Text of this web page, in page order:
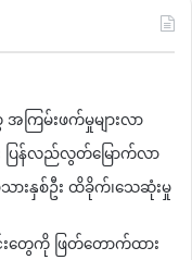
(၃၆) နယ္ေျမ ၾကဴကု
ၾကာင္းလႈပ္ရွားမႈကို
ျဖစ္သည္ဟု ဆိုပါသည္။
တယ္။ Mungbaw (မု
င္းမွာ (၁)ၾကိမ္၊
(၁)ၾကိမ္ နဲ႔ Wangdin
မ္ျဖစ္ပြားတယ္။ ေန
စစ္ေရးလႈပ္ရွား
ြမ်းဖက်မှုများလာ
း ပြန်လည်လွတ်မြောက်လာ
ားနှစ်ဦး ထိခိုက်၊သေဆုံးမှု
းတွေကို ဖြတ်တောက်ထား